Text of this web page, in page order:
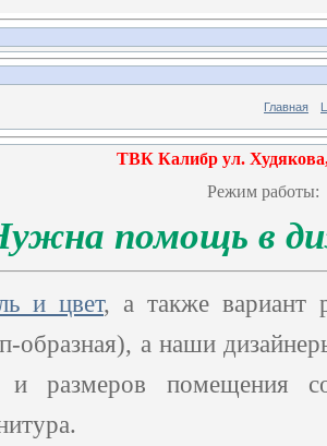
Главная
ТВК Калибр ул.
Режим работы:
помощь в
и цвет, а также вариант
образная), а наши
и размеров помещения